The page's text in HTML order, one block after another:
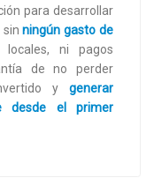
para desarrollar
sinningún gasto de
ni pagos
de no perder
y generar
desde el primer